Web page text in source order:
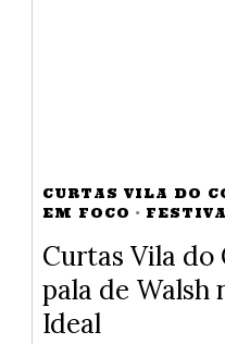
CURTAS VILA DO
EM FOCO ·
Curtas Vila do
pala de Walsh
Ideal